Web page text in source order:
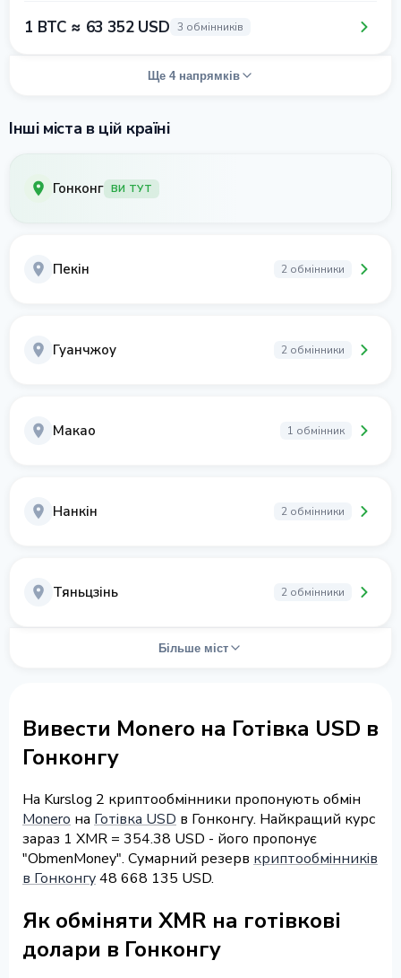
1 BTC ≈ 63 352 USD 3 обмінників
Ще 4 напрямків
Інші міста в цій країні
Гонконг ВИ ТУТ
Пекін 2 обмінники
Гуанчжоу 2 обмінники
Макао 1 обмінник
Нанкін 2 обмінники
Тяньцзінь 2 обмінники
Більше міст
Вивести Monero на Готівка USD в
Гонконгу
На Kurslog 2 криптообмінники пропонують обмін
Monero на Готівка USD в Гонконгу. Найкращий курс
зараз 1 XMR = 354.38 USD - його пропонує
"ObmenMoney". Сумарний резерв криптообмінників
в Гонконгу48 668 135 USD.
Як обміняти XMR на готівкові
долари в Гонконгу